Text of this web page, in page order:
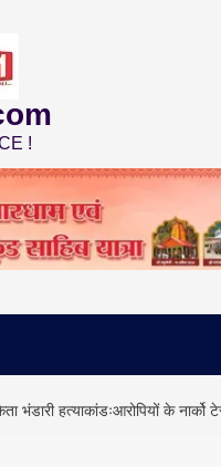
!
भंडारी हत्याकांडःआरोपियों के नार्को